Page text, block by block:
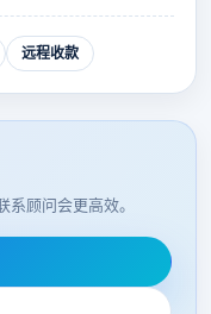
远程收款
顾问会更高效。